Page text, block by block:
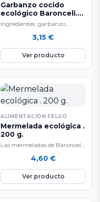
Garbanzo cocido
ecológico Baronceli.
720 g.
Ingredientes: garbanzo
Baronceli está especializada
en elaborar conservas de…
3,15 €
Ver producto
ALIMENTACIÓN FELGO
Mermelada ecológica .
200 g.
Las mermeladas de Baronceli
limitada. Las denominan
"naturaleza envasada" por su
elaboración artesanal en el
valle de Monterrei (Ourense)
siguiendo una receta
4,60 €
Ver producto